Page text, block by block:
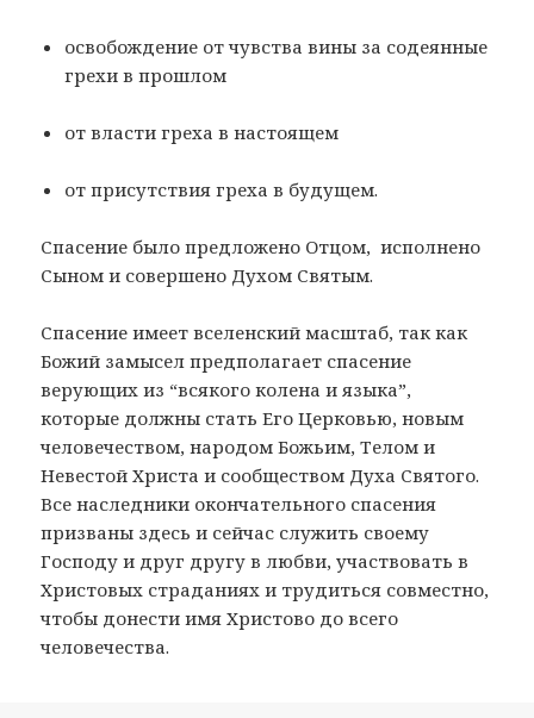
освобождение от чувства вины за содеянные
грехи в прошлом
от власти греха в настоящем
от присутствия греха в будущем.
Спасение было предложено Отцом, исполнено
Сыном и совершено Духом Святым.
Спасение имеет вселенский масштаб, так как
Божий замысел предполагает спасение
верующих из “всякого колена и языка”,
которые должны стать Его Церковью, новым
человечеством, народом Божьим, Телом и
Невестой Христа и сообществом Духа Святого.
Все наследники окончательного спасения
призваны здесь и сейчас служить своему
Господу и друг другу в любви, участвовать в
Христовых страданиях и трудиться совместно,
чтобы донести имя Христово до всего
человечества.